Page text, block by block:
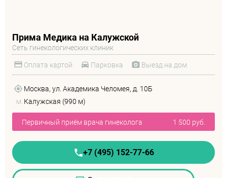
Прима Медика на Калужской
Сеть гинекологических клиник
Оплата картой Парковка Выезд на дом
Москва, ул. Академика Челомея, д. 10Б
м. Калужская (990 м)
Первичный приём врача гинеколога 1 500 руб.
+7 (495) 152-77-66